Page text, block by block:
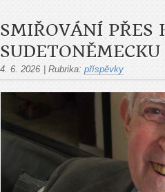
SMIŘOVÁNÍ PŘES
4. 6. 2026 Rubrika: příspěvky